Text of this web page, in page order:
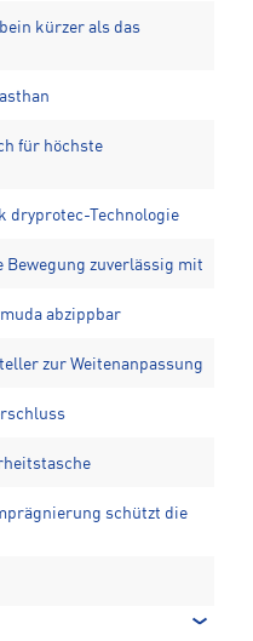
kürzer als das
für höchste
dryprotec-Technologie
Bewegung zuverlässig mit
abzippbar
zur Weitenanpassung
schützt die